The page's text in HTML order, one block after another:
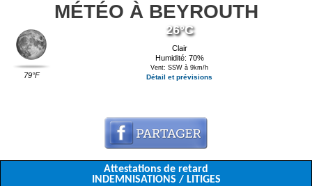
MÉTÉO À BEYROUTH
79°F
26°C
Clair
Humidité: 70%
Vent: SSW à 9km/h
Détail et prévisions
Attestations de retard
INDEMNISATIONS / LITIGES